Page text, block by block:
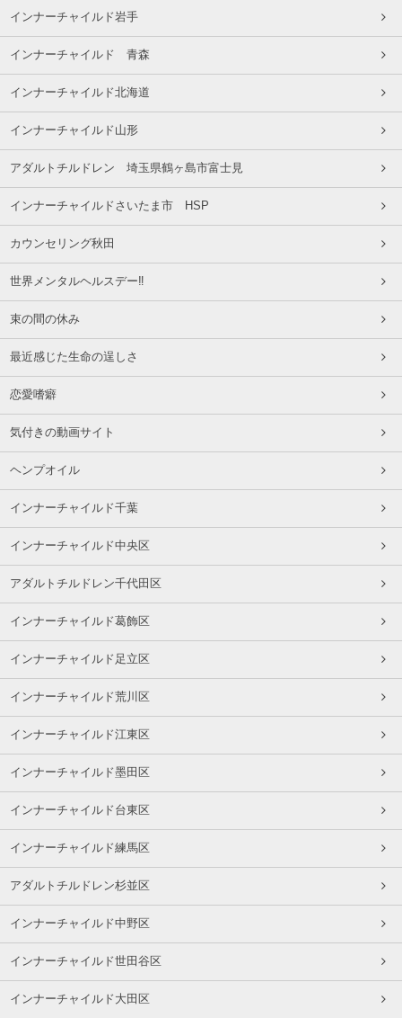
インナーチャイルド岩手
インナーチャイルド 青森
インナーチャイルド北海道
インナーチャイルド山形
アダルトチルドレン 埼玉県鶴ヶ島市富士見
インナーチャイルドさいたま市 HSP
カウンセリング秋田
世界メンタルヘルスデー‼️
束の間の休み
最近感じた生命の逞しさ
恋愛嗜癖
気付きの動画サイト
ヘンプオイル
インナーチャイルド千葉
インナーチャイルド中央区
アダルトチルドレン千代田区
インナーチャイルド葛飾区
インナーチャイルド足立区
インナーチャイルド荒川区
インナーチャイルド江東区
インナーチャイルド墨田区
インナーチャイルド台東区
インナーチャイルド練馬区
アダルトチルドレン杉並区
インナーチャイルド中野区
インナーチャイルド世田谷区
インナーチャイルド大田区